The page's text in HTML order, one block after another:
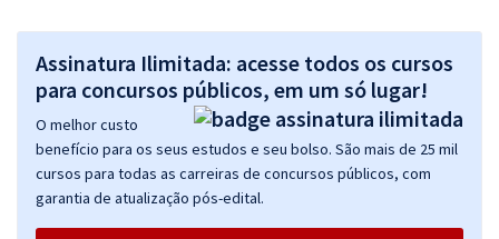
Assinatura Ilimitada: acesse todos os cursos
para concursos públicos, em um só lugar!
O melhor custo
benefício para os seus estudos e seu bolso. São mais de 25 mil
cursos para todas as carreiras de concursos públicos, com
garantia de atualização pós-edital.